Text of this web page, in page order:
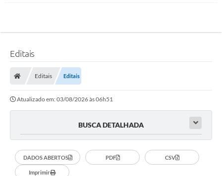
Editais
Editais Editais
Atualizado em: 03/08/2026 às 06h51
BUSCA DETALHADA
DADOS ABERTOS PDF CSV
Imprimir